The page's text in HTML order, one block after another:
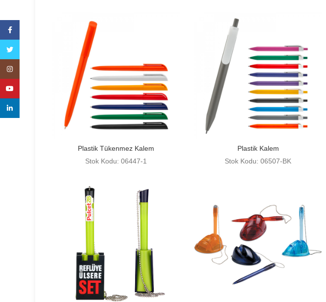
Plastik Tükenmez Kalem
Stok Kodu: 06447-1
Plastik Kalem
Stok Kodu: 06507-BK